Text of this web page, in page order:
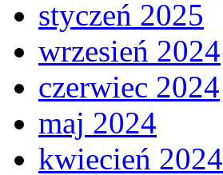
styczeń 2025
wrzesień 2024
czerwiec 2024
maj 2024
kwiecień 2024